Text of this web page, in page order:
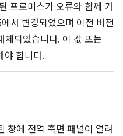
프로미스가 오류와 함께 거
서 변경되었으며 이전 버전
체되었습니다. 이 값 또는
야 합니다.
창에 전역 측면 패널이 열려